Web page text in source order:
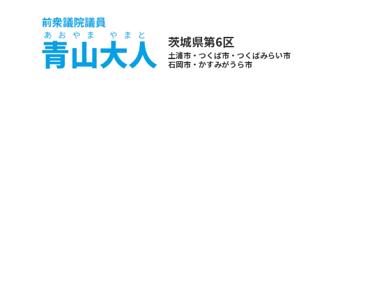
茨城県第6区
土浦市・つくば市・つくばみらい市
石岡市・かすみがうら市